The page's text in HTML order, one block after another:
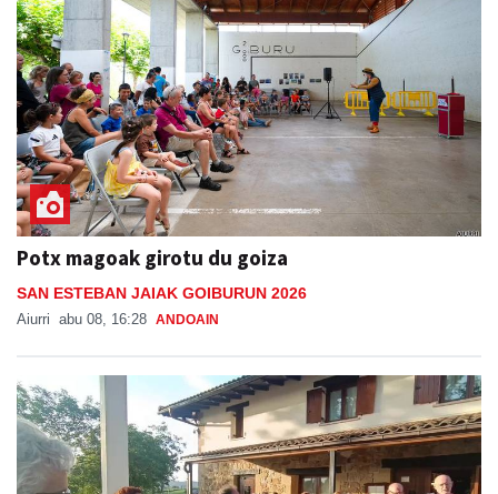
Potx magoak girotu du goiza
SAN ESTEBAN JAIAK GOIBURUN 2026
Aiurri abu 08, 16:28 ANDOAIN